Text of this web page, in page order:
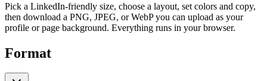
Pick a LinkedIn-friendly size, choose a layout, set colors and copy,
then download a PNG, JPEG, or WebP you can upload as your
profile or page background. Everything runs in your browser.
Format